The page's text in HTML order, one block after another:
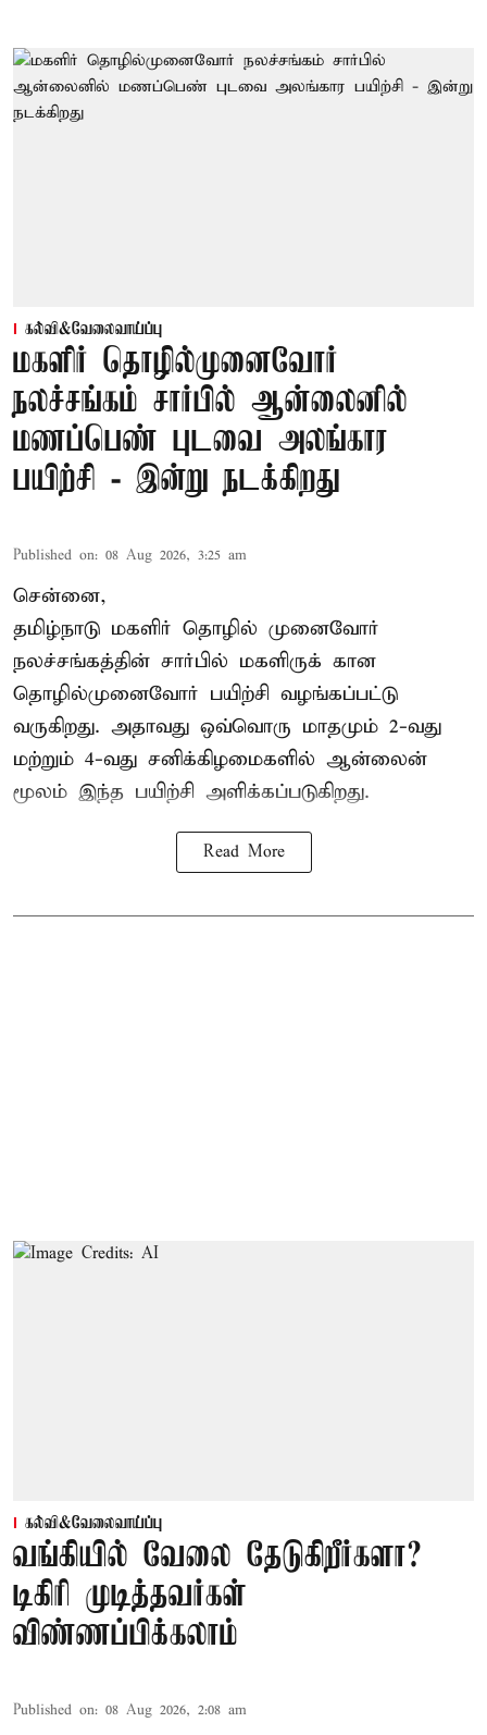
கல்வி&வேலைவாய்ப்பு
மகளிர் தொழில்முனைவோர்
நலச்சங்கம் சார்பில் ஆன்லைனில்
மணப்பெண் புடவை அலங்கார
பயிற்சி - இன்று நடக்கிறது
Published on: 08 Aug 2026, 3:25 am
சென்னை,
தமிழ்நாடு மகளிர் தொழில் முனைவோர்
நலச்சங்கத்தின் சார்பில் மகளிருக் கான
தொழில்முனைவோர் பயிற்சி வழங்கப்பட்டு
வருகிறது. அதாவது ஒவ்வொரு மாதமும் 2-வது
மற்றும் 4-வது சனிக்கிழமைகளில் ஆன்லைன்
மூலம் இந்த பயிற்சி அளிக்கப்படுகிறது.
Read More
கல்வி&வேலைவாய்ப்பு
வங்கியில் வேலை தேடுகிறீர்களா?
டிகிரி முடித்தவர்கள்
விண்ணப்பிக்கலாம்
Published on: 08 Aug 2026, 2:08 am